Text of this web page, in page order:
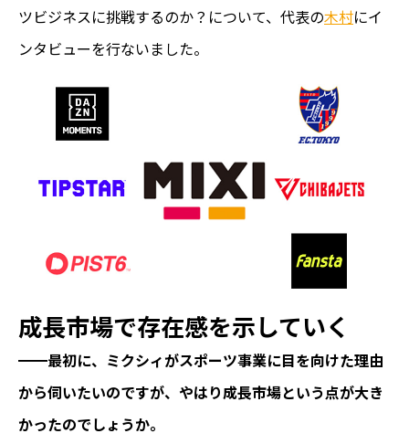
ツビジネスに挑戦するのか？について、代表の木村にイ
ンタビューを行ないました。
成長市場で存在感を示していく
━━最初に、ミクシィがスポーツ事業に目を向けた理由
から伺いたいのですが、やはり成長市場という点が大き
かったのでしょうか。